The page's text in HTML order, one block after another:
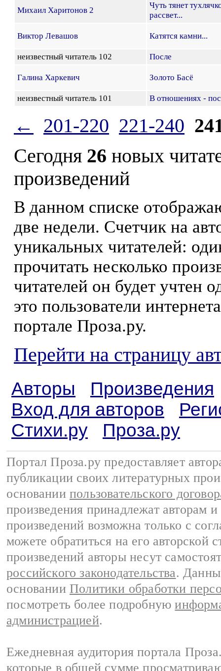
Михаил Харитонов 2
Чуть тянет
рассвет...
Виктор Левашов Катятся камни...
неизвестный читатель 102 После
Галина Харкевич Золото Басё
неизвестный читатель 101 В отношениях -
← 201-220 221-240
Сегодня 26 новых
произведений
В данном списке
две недели. Счетчик на
уникальных читателей:
прочитать несколько
читателей он будет учтен
это пользователи
портале Проза.ру.
Перейти на страницу
Авторы
Произведения
Вход для авторов
Стихи.ру
Проза.ру
Портал Проза.ру предоставляет
публикации своих литературных
основании пользовательского
произведения принадлежат авторам
произведений возможна только с
можете обратиться на его авторской
произведений авторы несут
российского законодательства.
основании Политики обработки
посмотреть более подробную
администрацией.
Ежедневная аудитория портала
которые в общей сумме